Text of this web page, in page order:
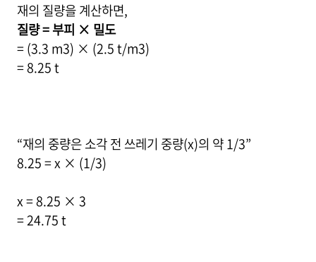
재의 질량을 계산하면,
질량 = 부피 × 밀도
= (3.3 m3) × (2.5 t/m3)
= 8.25 t
“재의 중량은 소각 전 쓰레기 중량(x)의 약 1/3”
8.25 = x × (1/3)
x = 8.25 × 3
= 24.75 t